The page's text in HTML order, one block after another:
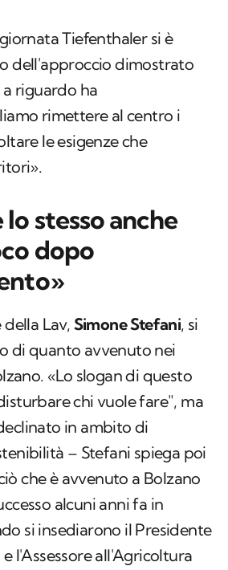
Tiefenthaler si è
dell'approccio dimostrato
riguardo ha
rimettere al centro i
le esigenze che
lo stesso anche
dopo
Lav, Simone Stefani, si
di quanto avvenuto nei
«Lo slogan di questo
chi vuole fare", ma
in ambito di
– Stefani spiega poi
che è avvenuto a Bolzano
alcuni anni fa in
si insediarono il Presidente
l'Assessore all'Agricoltura